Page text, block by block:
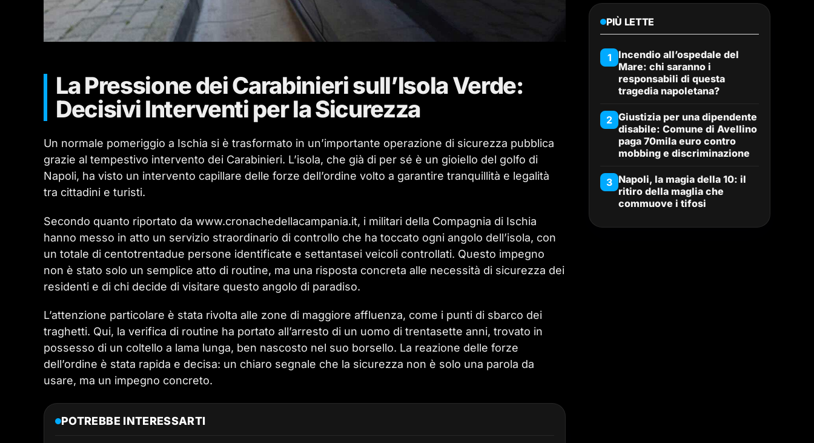
La Pressione dei Carabinieri sull’Isola Verde:
Decisivi Interventi per la Sicurezza
Un normale pomeriggio a Ischia si è trasformato in un’importante operazione di sicurezza pubblica
grazie al tempestivo intervento dei Carabinieri. L’isola, che già di per sé è un gioiello del golfo di
Napoli, ha visto un intervento capillare delle forze dell’ordine volto a garantire tranquillità e legalità
tra cittadini e turisti.
Secondo quanto riportato da www.cronachedellacampania.it, i militari della Compagnia di Ischia
hanno messo in atto un servizio straordinario di controllo che ha toccato ogni angolo dell’isola, con
un totale di centotrentadue persone identificate e settantasei veicoli controllati. Questo impegno
non è stato solo un semplice atto di routine, ma una risposta concreta alle necessità di sicurezza dei
residenti e di chi decide di visitare questo angolo di paradiso.
L’attenzione particolare è stata rivolta alle zone di maggiore affluenza, come i punti di sbarco dei
traghetti. Qui, la verifica di routine ha portato all’arresto di un uomo di trentasette anni, trovato in
possesso di un coltello a lama lunga, ben nascosto nel suo borsello. La reazione delle forze
dell’ordine è stata rapida e decisa: un chiaro segnale che la sicurezza non è solo una parola da
usare, ma un impegno concreto.
POTREBBE INTERESSARTI
PIÙ LETTE
1
Incendio all’ospedale del
Mare: chi saranno i
responsabili di questa
tragedia napoletana?
2 Giustizia per una dipendente
disabile: Comune di Avellino
paga 70mila euro contro
mobbing e discriminazione
3 Napoli, la magia della 10: il
ritiro della maglia che
commuove i tifosi